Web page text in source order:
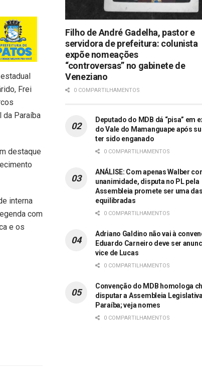
Frei
da Paraíba
destaque
interna
com
e os
Filho de André Gadelha, pastor e
servidora de prefeitura: colunista
expõe nomeações
“controversas” no gabinete de
Veneziano
0 COMPARTILHAMENTOS
Deputado do MDB dá “pisa” em
do Vale do Mamanguape após
ter sido enganado
0 COMPARTILHAMENTOS
ANÁLISE: Com apenas Walber
unanimidade, disputa no PL pela
Assembleia promete ser uma
equilibradas
0 COMPARTILHAMENTOS
Adriano Galdino não vai à
Eduardo Carneiro deve ser
vice de Lucas
0 COMPARTILHAMENTOS
Convenção do MDB homologa
disputar a Assembleia
Paraíba; veja nomes
0 COMPARTILHAMENTOS